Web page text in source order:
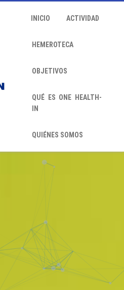
INICIO ACTIVIDAD
HEMEROTECA
OBJETIVOS
QUÉ ES ONE HEALTH-
IN
QUIÉNES SOMOS